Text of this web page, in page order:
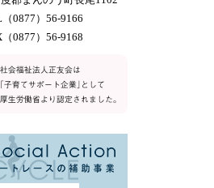
0877）56-9166
（0877）56-9168